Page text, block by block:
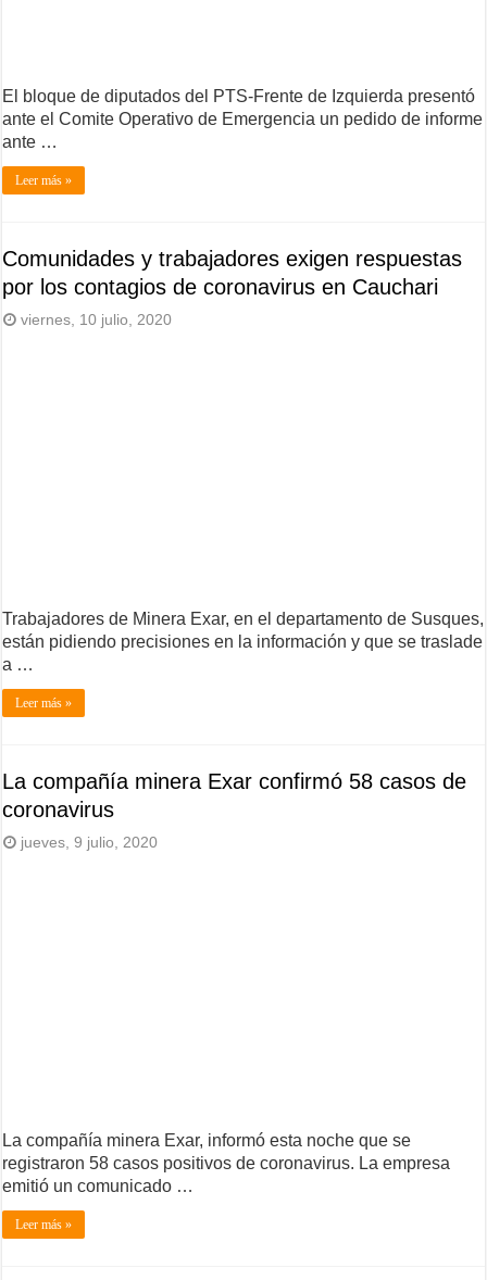
El bloque de diputados del PTS-Frente de Izquierda presentó
ante el Comite Operativo de Emergencia un pedido de informe
ante …
Leer más »
Comunidades y trabajadores exigen respuestas
por los contagios de coronavirus en Cauchari
viernes, 10 julio, 2020
Trabajadores de Minera Exar, en el departamento de Susques,
están pidiendo precisiones en la información y que se traslade
a …
Leer más »
La compañía minera Exar confirmó 58 casos de
coronavirus
jueves, 9 julio, 2020
La compañía minera Exar, informó esta noche que se
registraron 58 casos positivos de coronavirus. La empresa
emitió un comunicado …
Leer más »